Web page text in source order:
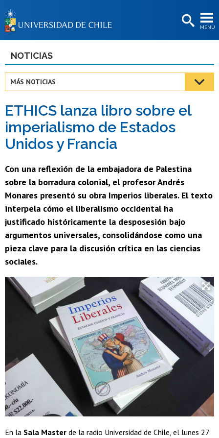
MENÚ
BIBLIOTECAS
Estudiantes
Académicas/os
Funcionarias/os
Egresadas/os
NOTICIAS
MÁS NOTICIAS
ETHICS lanza libro sobre el
imperialismo de Estados
Unidos y Francia
Con una reflexión de la embajadora de Palestina
sobre la borradura colonial, el profesor Andrés
Monares presentó su obra Imperios liberales. El texto
interpela cómo el liberalismo occidental ha
justificado históricamente la desposesión bajo
argumentos universales, consolidándose como una
pieza clave para la discusión crítica en las ciencias
sociales.
En la Sala Master de la radio Universidad de Chile, el lunes 27